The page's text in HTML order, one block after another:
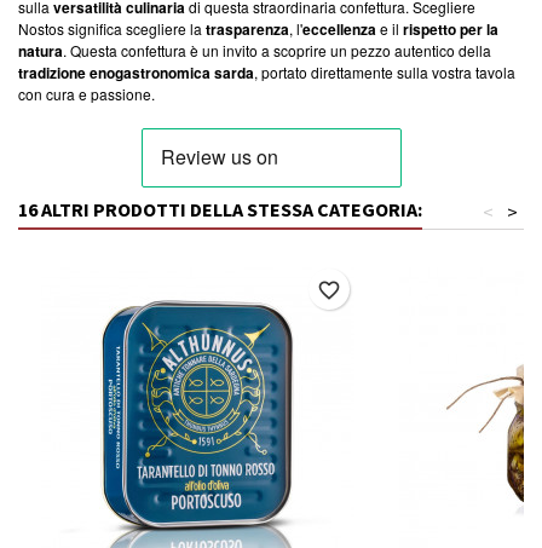
sulla versatilità culinariadi questa straordinaria confettura. Scegliere
Nostos significa scegliere la trasparenza, l'eccellenzae il rispetto per la
natura. Questa confettura è un invito a scoprire un pezzo autentico della
tradizione enogastronomica sarda, portato direttamente sulla vostra tavola
con cura e passione.
16 ALTRI PRODOTTI DELLA STESSA CATEGORIA: >
<
favorite_border